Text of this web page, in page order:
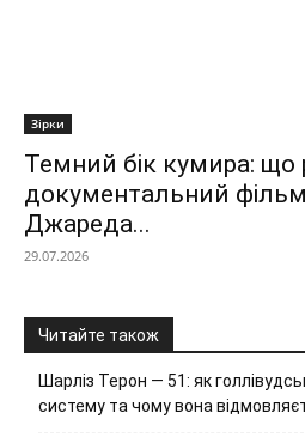
Зірки
Темний бік кумира: що
документальний
Джареда...
29.07.2026
Читайте також
Шарліз Терон — 51: як
систему та чому вона